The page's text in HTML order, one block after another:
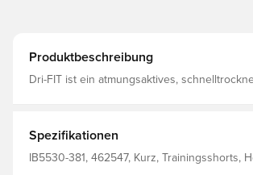
Produktbeschreibung
Dri-FIT ist ein atmungsaktives,
Passform festgezogen werden kann. Mesh-
Spezifikationen
IB5530-381, 462547, Kurz, Trainingsshorts,